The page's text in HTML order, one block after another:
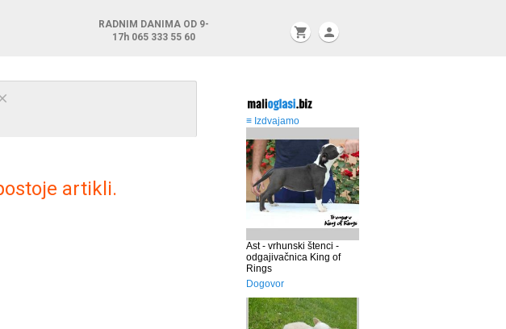
RADNIM DANIMA OD 9-
17h 065 333 55 60 shopping_cart person
artikli.